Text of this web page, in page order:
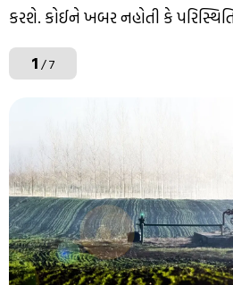
કરશે. કોઈને ખબર નહોતી કે
1/ 7